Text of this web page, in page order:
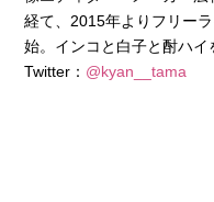
経て、2015年よりフリー
始。インコと白子と酎ハイ
Twitter： @kyan__tama